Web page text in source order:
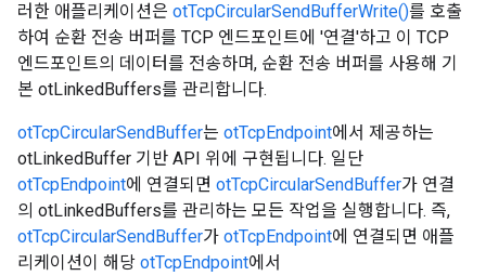
러한 애플리케이션은 otTcpCircularSendBufferWrite()를 호출
하여 순환 전송 버퍼를 TCP 엔드포인트에 '연결'하고 이 TCP
엔드포인트의 데이터를 전송하며, 순환 전송 버퍼를 사용해 기
본 otLinkedBuffers를 관리합니다.
otTcpCircularSendBuffer는 otTcpEndpoint에서 제공하는
otLinkedBuffer 기반 API 위에 구현됩니다. 일단
otTcpEndpoint에 연결되면 otTcpCircularSendBuffer가 연결
의 otLinkedBuffers를 관리하는 모든 작업을 실행합니다. 즉,
otTcpCircularSendBuffer가 otTcpEndpoint에 연결되면 애플
리케이션이 해당 otTcpEndpoint에서